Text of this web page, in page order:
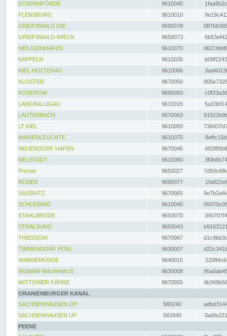
ECKERNFÖRDE
9610045
FLENSBURG
9610010
GREIFSWALD OIE
9690078
GREIFSWALD-WIECK
9650073
HEILIGENHAFEN
9610070
KAPPELN
9610035
KIEL-HOLTENAU
9610066
KLOSTER
9670050
KOSEROW
9690093
LANGBALLIGAU
9610015
LAUTERBACH
9670063
LT KIEL
9610050
MARIENLEUCHTE
9610075
NEUENDORF HAFEN
9670046
NEUSTADT
9610080
Prerow
9650027
RUDEN
9690077
SASSNITZ
9670065
SCHLESWIG
9610040
STAHLBRODE
9650070
STRALSUND
9650043
THIESSOW
9670067
TIMMENDORF POEL
9630007
WARNEMÜNDE
9640015
WISMAR-BAUMHAUS
9630008
WITTOWER FÄHRE
9670055
ORANIENBURGER KANAL
SACHSENHAUSEN OP
580240
SACHSENHAUSEN UP
581840
PEENE